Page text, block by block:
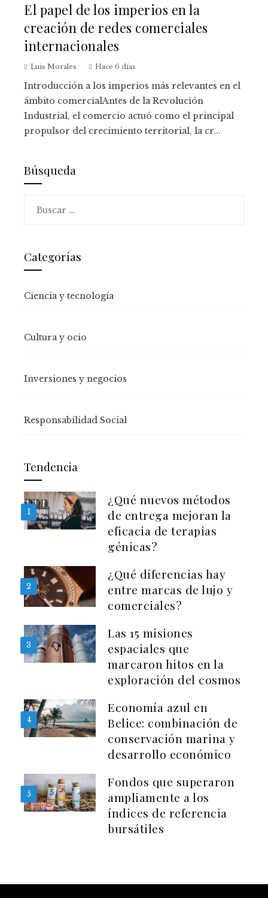
El papel de los imperios en la
creación de redes comerciales
internacionales
Luis Morales Hace 6 días
Introducción a los imperios más relevantes en el
ámbito comercialAntes de la Revolución
Industrial, el comercio actuó como el principal
propulsor del crecimiento territorial, la cr...
Búsqueda
Categorías
Ciencia y tecnología
Cultura y ocio
Inversiones y negocios
Responsabilidad Social
Tendencia
1
¿Qué nuevos métodos
de entrega mejoran la
eficacia de terapias
génicas?
2
¿Qué diferencias hay
entre marcas de lujo y
comerciales?
3
Las 15 misiones
espaciales que
marcaron hitos en la
exploración del cosmos
4
Economía azul en
Belice: combinación de
conservación marina y
desarrollo económico
5
Fondos que superaron
ampliamente a los
índices de referencia
bursátiles